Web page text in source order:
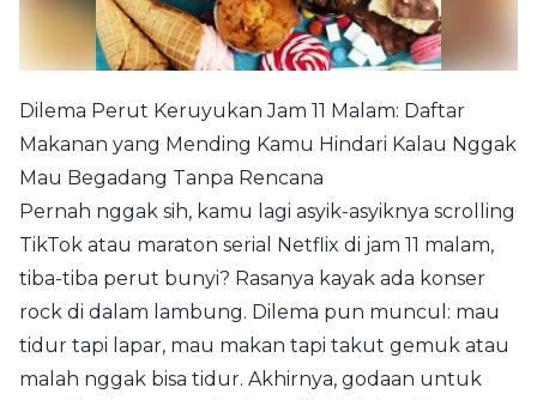
Dilema Perut Keruyukan Jam 11 Malam: Daftar
Makanan yang Mending Kamu Hindari Kalau Nggak
Mau Begadang Tanpa Rencana
Pernah nggak sih, kamu lagi asyik-asyiknya scrolling
TikTok atau maraton serial Netflix di jam 11 malam,
tiba-tiba perut bunyi? Rasanya kayak ada konser
rock di dalam lambung. Dilema pun muncul: mau
tidur tapi lapar, mau makan tapi takut gemuk atau
malah nggak bisa tidur. Akhirnya, godaan untuk